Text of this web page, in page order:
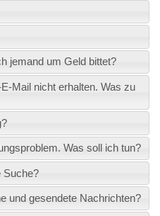
jemand um Geld bittet?
Mail nicht erhalten. Was zu
Was soll ich tun?
Suche?
und gesendete Nachrichten?